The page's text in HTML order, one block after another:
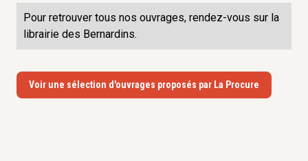
Pour retrouver tous nos ouvrages, rendez-vous sur la
librairie des Bernardins.
Voir une sélection d'ouvrages proposés par La Procure